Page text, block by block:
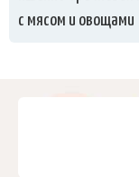
с мясом и овощами